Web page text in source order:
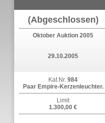
(Abgeschlossen)
Oktober Auktion 2005
29.10.2005
Kat.Nr. 984
Paar Empire-Kerzenleuchter.
Limit
1.300,00 €